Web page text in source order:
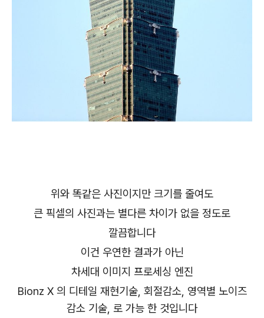
위와 똑같은 사진이지만 크기를 줄여도
큰 픽셀의 사진과는 별다른 차이가 없을 정도로
깔끔합니다
이건 우연한 결과가 아닌
차세대 이미지 프로세싱 엔진
Bionz X 의 디테일 재현기술, 회절감소, 영역별 노이즈
감소 기술, 로 가능 한 것입니다